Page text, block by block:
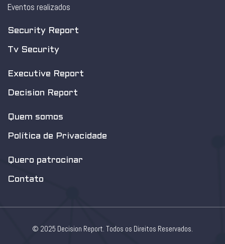
Eventos realizados
Security Report
Tv Security
Executive Report
Decision Report
Quem somos
Política de Privacidade
Quero patrocinar
Contato
© 2025 Decision Report. Todos os Direitos Reservados.